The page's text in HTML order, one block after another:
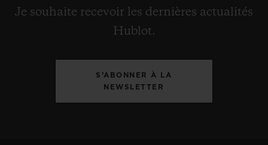
Je souhaite recevoir les dernières actualités
Hublot.
S’ABONNER À LA
NEWSLETTER